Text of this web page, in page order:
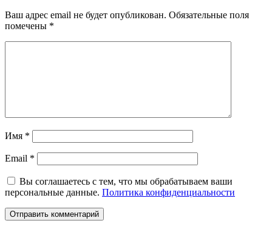
Ваш адрес email не будет опубликован. Обязательные поля
помечены *
Имя *
Email *
Вы соглашаетесь с тем, что мы обрабатываем ваши
персональные данные. Политика конфиденциальности